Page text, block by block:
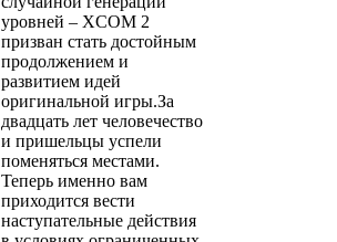
уровней – XCOM 2
призван стать достойным
продолжением и
развитием идей
оригинальной игры.За
двадцать лет человечество
и пришельцы успели
поменяться местами.
Теперь именно вам
приходится вести
наступательные действия